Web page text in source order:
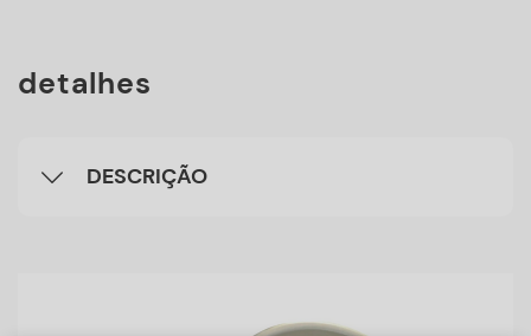
detalhes
DESCRIÇÃO